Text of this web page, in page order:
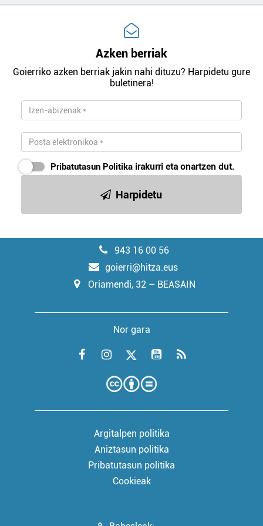
Azken berriak
Goierriko azken berriak jakin nahi dituzu? Harpidetu gure
buletinera!
Pribatutasun Politika irakurri eta onartzen dut.
Harpidetu
943 16 00 56
goierri@hitza.eus
Oriamendi, 32 – BEASAIN
Nor gara
Argitalpen politika
Aniztasun politika
Pribatutasun politika
Cookieak